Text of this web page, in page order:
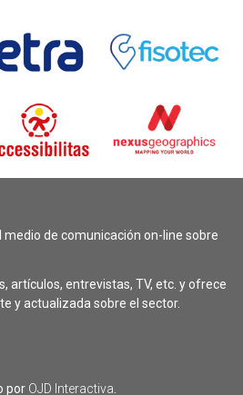
medio de comunicación on-line sobre
artículos, entrevistas, TV, etc. y ofrece
y actualizada sobre el sector.
por OJD Interactiva